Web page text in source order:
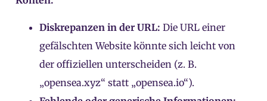
Diskrepanzen in der URL: Die URL einer
gefälschten Website könnte sich leicht von
der offiziellen unterscheiden (z. B.
„opensea.xyz“ statt „opensea.io“).